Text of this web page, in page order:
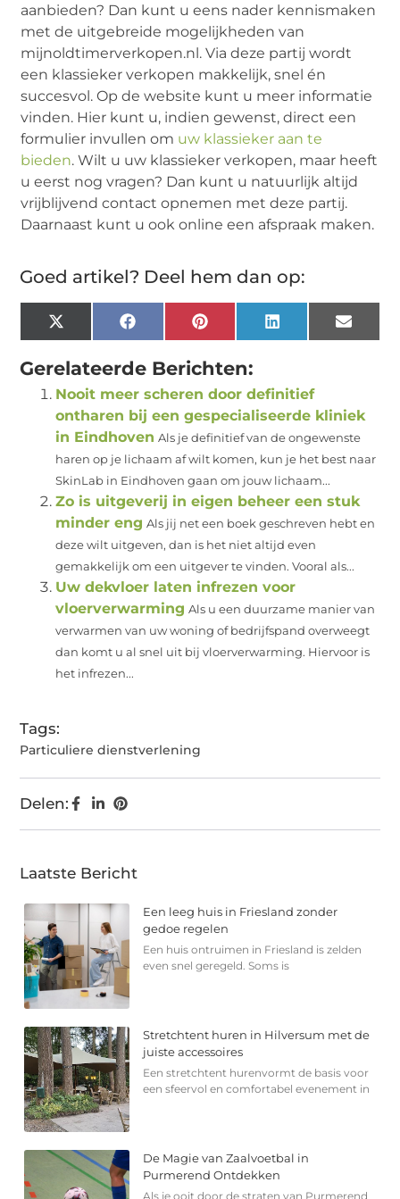
aanbieden? Dan kunt u eens nader kennismaken
met de uitgebreide mogelijkheden van
mijnoldtimerverkopen.nl. Via deze partij wordt
een klassieker verkopen makkelijk, snel én
succesvol. Op de website kunt u meer informatie
vinden. Hier kunt u, indien gewenst, direct een
formulier invullen om uw klassieker aan te
bieden. Wilt u uw klassieker verkopen, maar heeft
u eerst nog vragen? Dan kunt u natuurlijk altijd
vrijblijvend contact opnemen met deze partij.
Daarnaast kunt u ook online een afspraak maken.
Goed artikel? Deel hem dan op:
X
(Twitter)
FacebookPinterest LinkedIn Email
Gerelateerde Berichten:
Nooit meer scheren door definitief
ontharen bij een gespecialiseerde kliniek
in Eindhoven Als je definitief van de ongewenste
haren op je lichaam af wilt komen, kun je het best naar
SkinLab in Eindhoven gaan om jouw lichaam...
Zo is uitgeverij in eigen beheer een stuk
minder eng Als jij net een boek geschreven hebt en
deze wilt uitgeven, dan is het niet altijd even
gemakkelijk om een uitgever te vinden. Vooral als...
Uw dekvloer laten infrezen voor
vloerverwarming Als u een duurzame manier van
verwarmen van uw woning of bedrijfspand overweegt
dan komt u al snel uit bij vloerverwarming. Hiervoor is
het infrezen...
Tags:
Particuliere dienstverlening
Delen:
Laatste Bericht
Een leeg huis in Friesland zonder
gedoe regelen
Een huis ontruimen in Friesland is zelden
even snel geregeld. Soms is
Stretchtent huren in Hilversum met de
juiste accessoires
Een stretchtent hurenvormt de basis voor
een sfeervol en comfortabel evenement in
De Magie van Zaalvoetbal in
Purmerend Ontdekken
Als je ooit door de straten van Purmerend